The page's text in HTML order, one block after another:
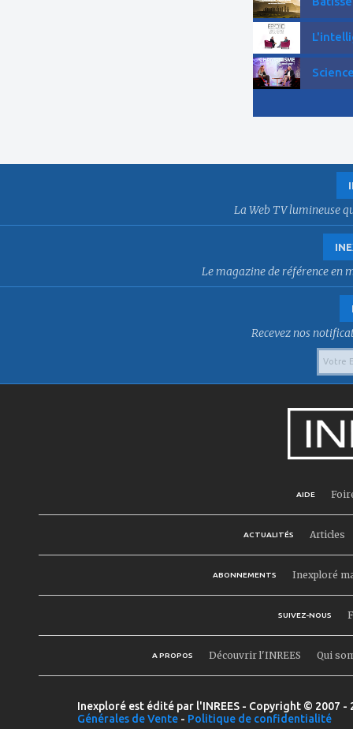
La Web TV lumineuse
Le magazine de référence en
Recevez nos
AIDE
ACTUALITÉS Articles
ABONNEMENTS Inexploré
SUIVEZ-NOUS
A PROPOS Découvrir l'INREES Qui
Inexploré est édité par l'INREES - Copyright © 2007
Générales de Vente - Politique de confidentialité